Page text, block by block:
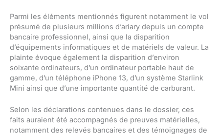
Parmi les éléments mentionnés figurent notamment le vol
présumé de plusieurs millions d’ariary depuis un compte
bancaire professionnel, ainsi que la disparition
d’équipements informatiques et de matériels de valeur. La
plainte évoque également la disparition d’environ
soixante ordinateurs, d’un ordinateur portable haut de
gamme, d’un téléphone iPhone 13, d’un système Starlink
Mini ainsi que d’une importante quantité de carburant.
Selon les déclarations contenues dans le dossier, ces
faits auraient été accompagnés de preuves matérielles,
notamment des relevés bancaires et des témoignages de